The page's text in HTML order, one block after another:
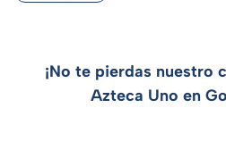
¡No te pierdas nuestro
Azteca Uno en